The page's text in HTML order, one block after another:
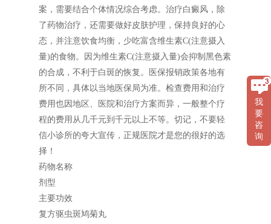
案，需要结合个体情况综合考虑。治疗白癜风，除
了药物治疗，还需要做好皮肤护理，保持良好的心
态，并注意饮食均衡，少吃富含维生素C(注意摄入
量)的食物。因为维生素C(注意摄入量)会抑制黑色素
的合成，不利于白斑的恢复。医保报销政策各地有
所不同，具体以当地医保局为准。检查费用和治疗
费用也因地区、医院和治疗方案而异，一般整个疗
程的费用从几千元到千元以上不等。切记，不要轻
信小诊所的夸大宣传，正规医院才是您的很好的选
择！
药物名称
剂型
主要功效
复方驱虫斑鸠菊丸
我
要
咨
询